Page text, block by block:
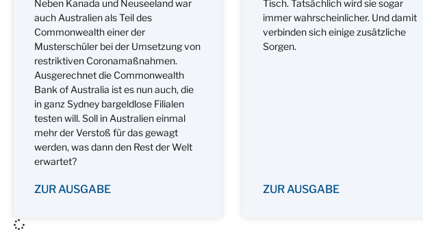
Neben Kanada und Neuseeland war
auch Australien als Teil des
Commonwealth einer der
Musterschüler bei der Umsetzung von
restriktiven Coronamaßnahmen.
Ausgerechnet die Commonwealth
Bank of Australia ist es nun auch, die
in ganz Sydney bargeldlose Filialen
testen will. Soll in Australien einmal
mehr der Verstoß für das gewagt
werden, was dann den Rest der Welt
erwartet?
ZUR AUSGABE
Tisch. Tatsächlich wird sie sogar
immer wahrscheinlicher. Und damit
verbinden sich einige zusätzliche
Sorgen.
ZUR AUSGABE